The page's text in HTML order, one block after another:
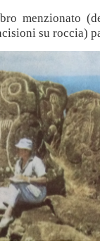
menzionato
su roccia)